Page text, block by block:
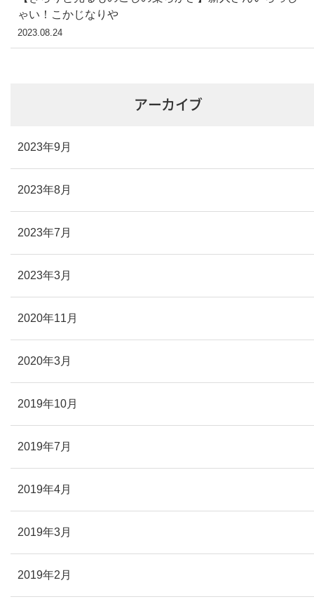
ゃい！こかじなりや
2023.08.24
アーカイブ
2023年9月
2023年8月
2023年7月
2023年3月
2020年11月
2020年3月
2019年10月
2019年7月
2019年4月
2019年3月
2019年2月